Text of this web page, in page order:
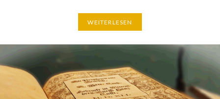
WEITERLESEN